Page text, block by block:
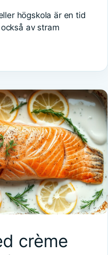
högskola är en tid
av stram
crème